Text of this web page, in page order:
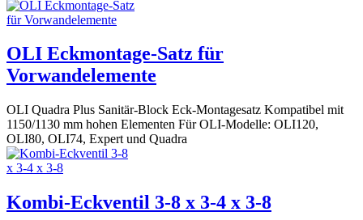
OLI Eckmontage-Satz für
Vorwandelemente
OLI Quadra Plus Sanitär-Block Eck-Montagesatz Kompatibel mit
1150/1130 mm hohen Elementen Für OLI-Modelle: OLI120,
OLI80, OLI74, Expert und Quadra
Kombi-Eckventil 3-8 x 3-4 x 3-8